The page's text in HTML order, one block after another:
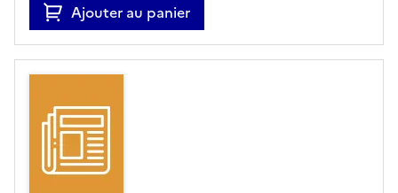
Ajouter au panier